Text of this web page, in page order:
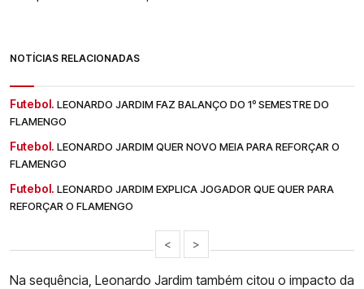
NOTÍCIAS RELACIONADAS
Futebol. LEONARDO JARDIM FAZ BALANÇO DO 1º SEMESTRE DO
FLAMENGO
Futebol. LEONARDO JARDIM QUER NOVO MEIA PARA REFORÇAR O
FLAMENGO
Futebol. LEONARDO JARDIM EXPLICA JOGADOR QUE QUER PARA
REFORÇAR O FLAMENGO
< >
Na sequência, Leonardo Jardim também citou o impacto da